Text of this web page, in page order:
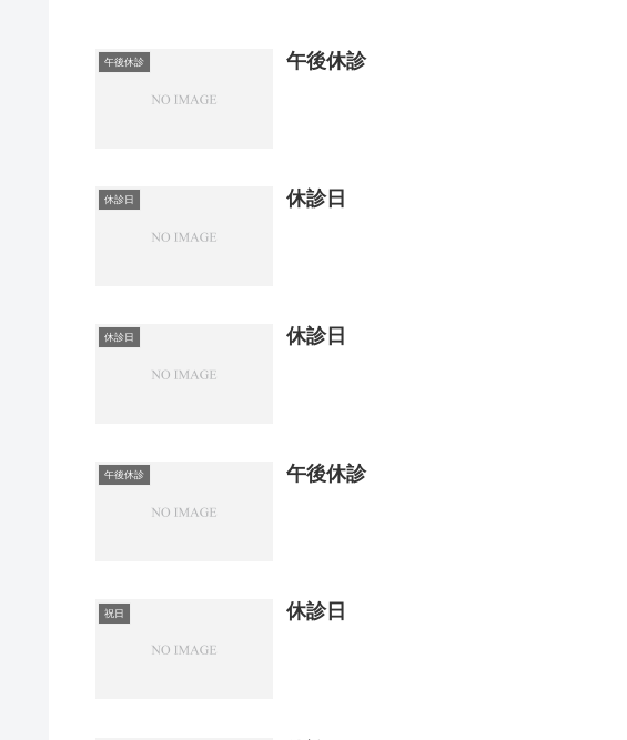
午後休診 午後休診
休診日 休診日
休診日 休診日
午後休診 午後休診
祝日 休診日